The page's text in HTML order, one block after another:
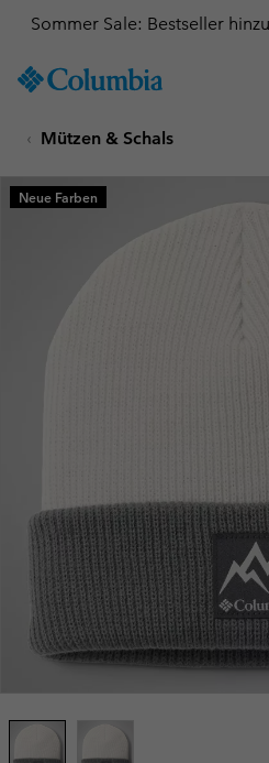
TO
SKIP
MAIN
NAV
Sommer Sale: Bestseller
Mützen & Schals
Neue Farben